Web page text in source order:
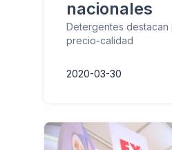
nacionales
Detergentes
precio-calidad
2020-03-30